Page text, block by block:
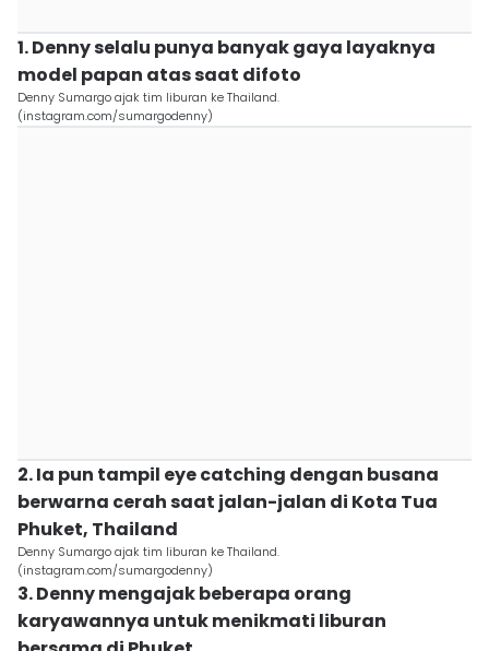
1. Denny selalu punya banyak gaya layaknya
model papan atas saat difoto
Denny Sumargo ajak tim liburan ke Thailand.
(instagram.com/sumargodenny)
2. Ia pun tampil eye catching dengan busana
berwarna cerah saat jalan-jalan di Kota Tua
Phuket, Thailand
Denny Sumargo ajak tim liburan ke Thailand.
(instagram.com/sumargodenny)
3. Denny mengajak beberapa orang
karyawannya untuk menikmati liburan